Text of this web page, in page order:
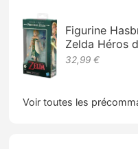
Figurine
Zelda Héros
32,99 €
Voir toutes les